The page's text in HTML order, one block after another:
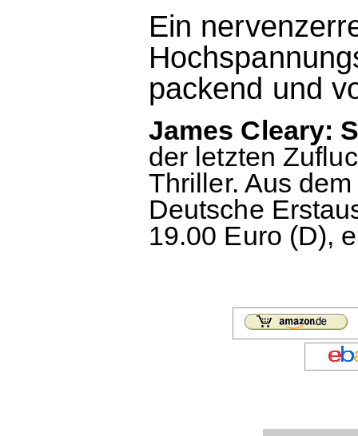
Ein
packend und
James Cleary:
der letzten
Thriller. Aus
Deutsche
19.00 Euro (D),